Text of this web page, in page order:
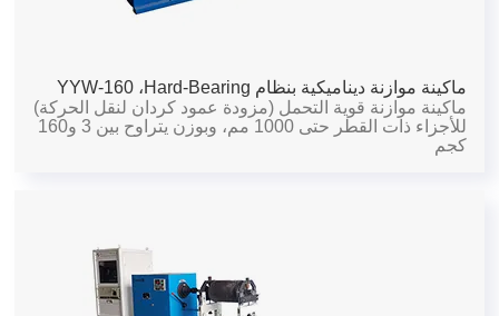
ماكينة موازنة ديناميكية بنظام Hard-Bearing،
YYW-160
ماكينة موازنة قوية التحمل (مزودة عمود كردان لنقل الحركة)
للأجزاء ذات القطر حتى 1000 مم، وبوزن يتراوح بين 3 و160
كجم